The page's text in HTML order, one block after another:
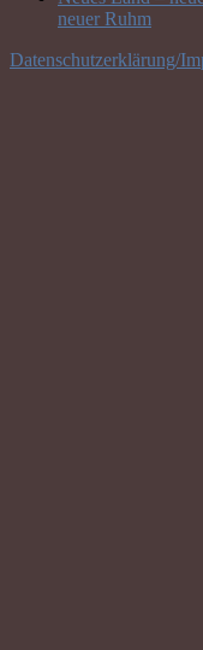
neuer Ruhm
Datenschutzerklärung/